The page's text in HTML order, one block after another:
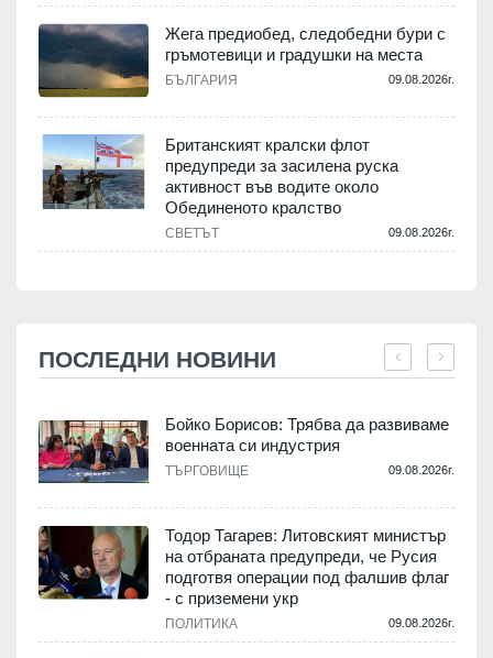
Жега предиобед, следобедни бури с
гръмотевици и градушки на места
БЪЛГАРИЯ 09.08.2026г.
Британският кралски флот
предупреди за засилена руска
активност във водите около
Обединеното кралство
СВЕТЪТ 09.08.2026г.
ПОСЛЕДНИ НОВИНИ
Бойко Борисов: Трябва да развиваме
военната си индустрия
ТЪРГОВИЩЕ 09.08.2026г.
Тодор Тагарев: Литовският министър
на отбраната предупреди, че Русия
подготвя операции под фалшив флаг
- с приземени укр
ПОЛИТИКА 09.08.2026г.